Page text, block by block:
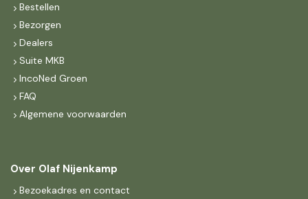
Bestellen
Bezorgen
Dealers
Suite MKB
IncoNed Groen
FAQ
Algemene voorwaarden
Over Olaf Nijenkamp
Bezoekadres en contact